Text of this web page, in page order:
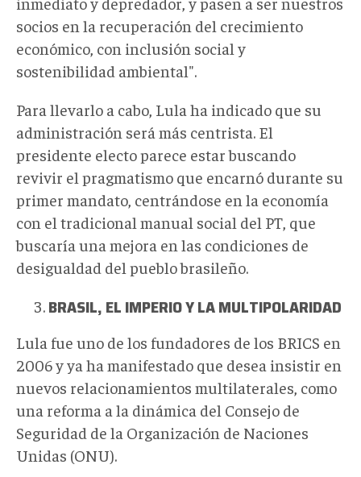
socios en la recuperación del crecimiento
económico, con inclusión social y
sostenibilidad ambiental".
Para llevarlo a cabo, Lula ha indicado que su
administración será más centrista. El
presidente electo parece estar buscando
revivir el pragmatismo que encarnó durante su
primer mandato, centrándose en la economía
con el tradicional manual social del PT, que
buscaría una mejora en las condiciones de
desigualdad del pueblo brasileño.
BRASIL, EL IMPERIO Y LA MULTIPOLARIDAD
Lula fue uno de los fundadores de los BRICS en
2006 y ya ha manifestado que desea insistir en
nuevos relacionamientos multilaterales, como
una reforma a la dinámica del Consejo de
Seguridad de la Organización de Naciones
Unidas (ONU).